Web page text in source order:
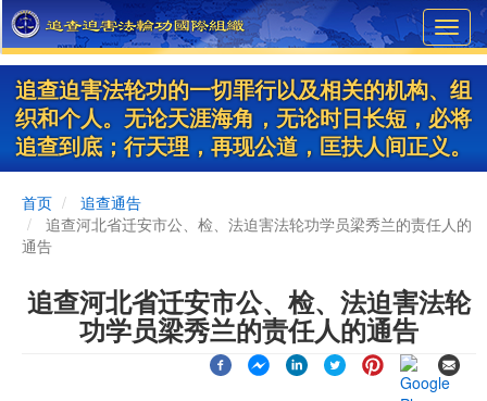
Skip
to
main
content
追查迫害法轮功的一切罪行以及相关的机构、组
织和个人。无论天涯海角，无论时日长短，必将
追查到底；行天理，再现公道，匡扶人间正义。
首页
追查通告
追查河北省迁安市公、检、法迫害法轮功学员梁秀兰的责任人的
通告
追查河北省迁安市公、检、法迫害法轮
功学员梁秀兰的责任人的通告